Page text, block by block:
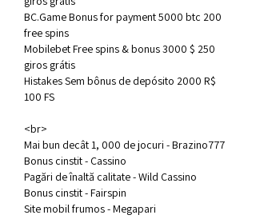
BC.Game Bonus for payment 5000 btc 200
free spins
Mobilebet Free spins & bonus 3000 $ 250
giros grátis
Histakes Sem bônus de depósito 2000 R$
100 FS
<br>
Mai bun decât 1, 000 de jocuri - Brazino777
Bonus cinstit - Cassino
Pagări de înaltă calitate - Wild Cassino
Bonus cinstit - Fairspin
Site mobil frumos - Megapari